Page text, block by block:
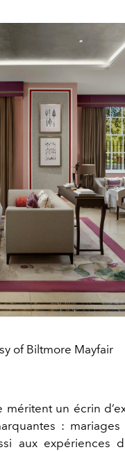
of Biltmore Mayfair
un écrin
: mariages
aux expériences